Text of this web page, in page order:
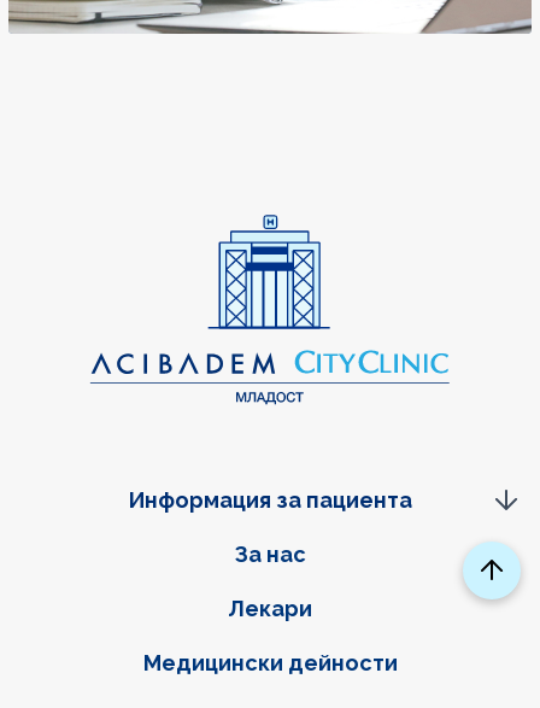
Фуутер навигация
За нас
Лекари
Медицински дейности
Информация за пациента